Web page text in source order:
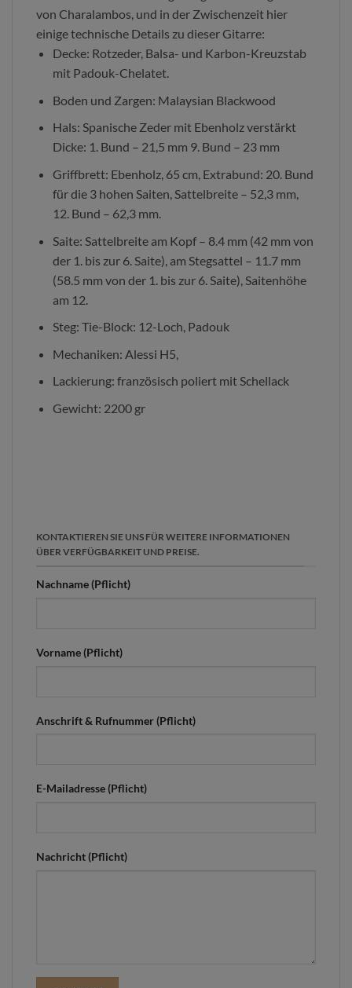
von Charalambos, und in der Zwischenzeit hier
einige technische Details zu dieser Gitarre:
Decke: Rotzeder, Balsa- und Karbon-Kreuzstab
mit Padouk-Chelatet.
Boden und Zargen: Malaysian Blackwood
Hals: Spanische Zeder mit Ebenholz verstärkt
Dicke: 1. Bund – 21,5 mm 9. Bund – 23 mm
Griffbrett: Ebenholz, 65 cm, Extrabund: 20. Bund
für die 3 hohen Saiten, Sattelbreite – 52,3 mm,
12. Bund – 62,3 mm.
Saite: Sattelbreite am Kopf – 8.4 mm (42 mm von
der 1. bis zur 6. Saite), am Stegsattel – 11.7 mm
(58.5 mm von der 1. bis zur 6. Saite), Saitenhöhe
am 12.
Steg: Tie-Block: 12-Loch, Padouk
Mechaniken: Alessi H5,
Lackierung: französisch poliert mit Schellack
Gewicht: 2200 gr
KONTAKTIEREN SIE UNS FÜR WEITERE INFORMATIONEN
ÜBER VERFÜGBARKEIT UND PREISE.
Nachname (Pflicht)
Vorname (Pflicht)
Anschrift & Rufnummer (Pflicht)
E-Mailadresse (Pflicht)
Nachricht (Pflicht)